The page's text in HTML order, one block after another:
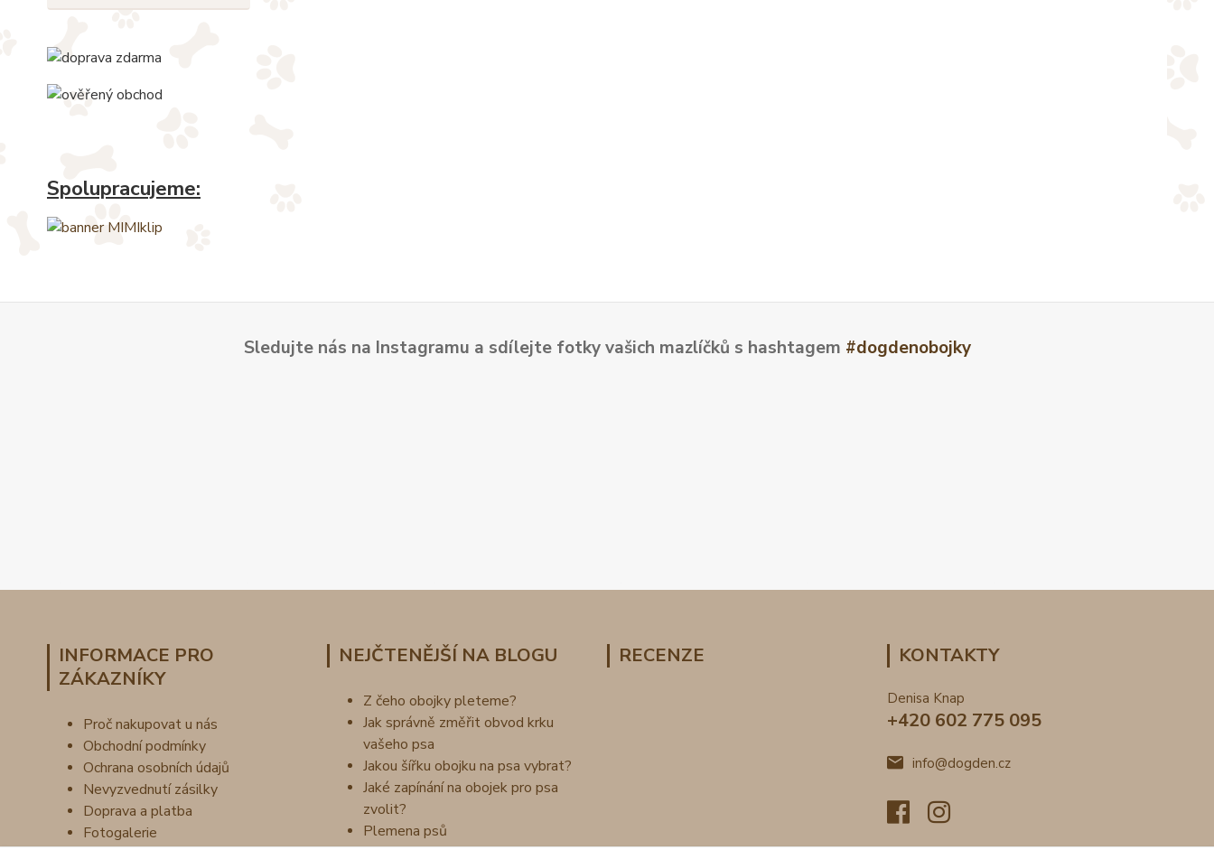
Spolupracujeme:
Sledujte nás na Instagramu a sdílejte fotky vašich mazlíčků s hashtagem #dogdenobojky
INFORMACE PRO
ZÁKAZNÍKY
Proč nakupovat u nás
Obchodní podmínky
Ochrana osobních údajů
Nevyzvednutí zásilky
Doprava a platba
Fotogalerie
NEJČTENĚJŠÍ NA BLOGU
Z čeho obojky pleteme?
Jak správně změřit obvod krku
vašeho psa
Jakou šířku obojku na psa vybrat?
Jaké zapínání na obojek pro psa
zvolit?
Plemena psů
RECENZE KONTAKTY
Denisa Knap
+420 602 775 095
info@dogden.cz